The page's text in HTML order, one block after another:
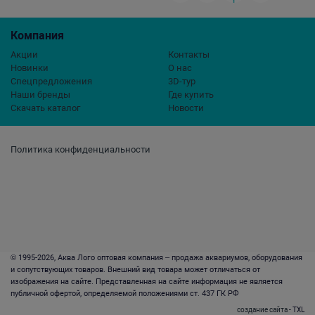
Политика конфиденциальности
Компания
Акции
Новинки
Спецпредложения
Наши бренды
Скачать каталог
Контакты
О нас
3D-тур
Где купить
Новости
© 1995-2026, Аква Лого оптовая компания – продажа аквариумов, оборудования
и сопутствующих товаров. Внешний вид товара может отличаться от
изображения на сайте. Представленная на сайте информация не является
публичной офертой, определяемой положениями ст. 437 ГК РФ
создание сайта- TXL